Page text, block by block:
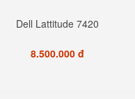
Dell Lattitude 7420
8.500.000 đ